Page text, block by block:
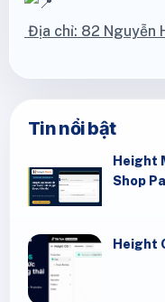
Địa chỉ: 82 Nguyễn
Tin nổi bật
Height
Shop
Height